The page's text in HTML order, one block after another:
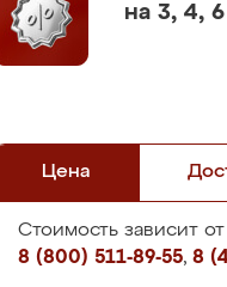
на 3, 4,
Цена
Стоимость зависит от
8 (800) 511-89-55, 8